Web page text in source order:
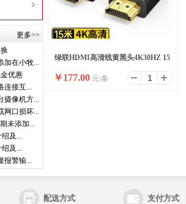
更多>>
加在小牧...
优惠
连接互...
摄像机方...
网口损坏...
未添加...
及...
及...
报警输...
绿联HDMI高清线黄黑头4K30HZ 15
米
￥177.00 元/条
配送方式 支付方式